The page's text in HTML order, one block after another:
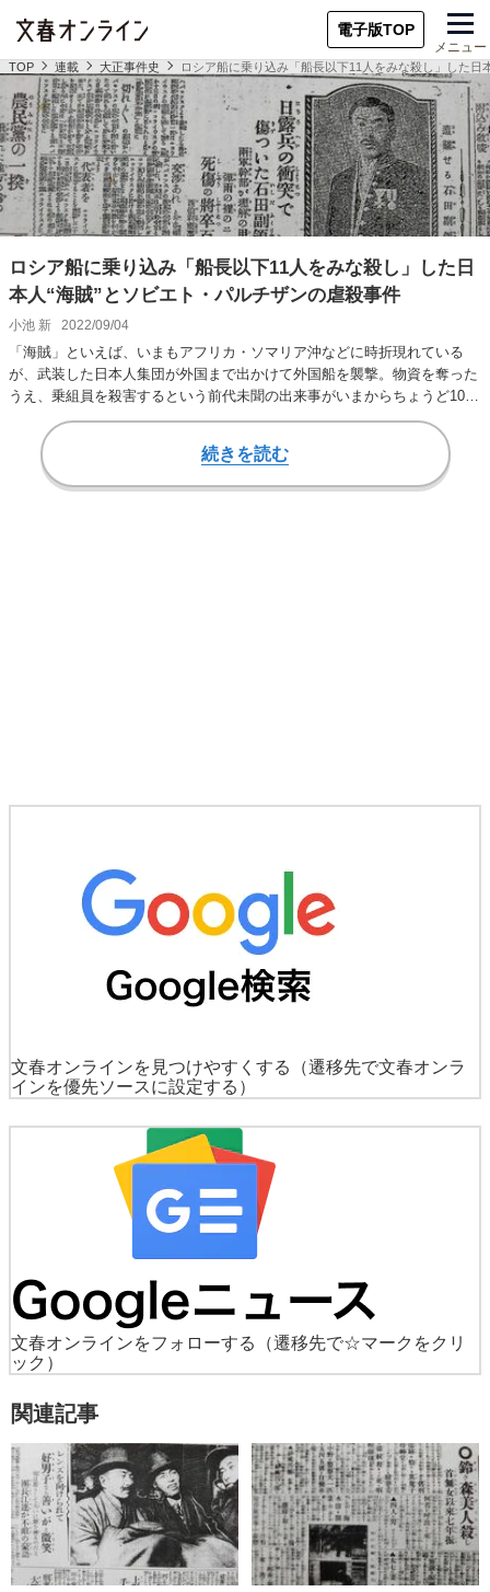
電子版TOP
メニュー
TOP 連載 大正事件史 ロシア船に乗り込み「船長以下11人をみな殺し」した日
ロシア船に乗り込み「船長以下11人をみな殺し」した日
本人“海賊”とソビエト・パルチザンの虐殺事件
小池 新 2022/09/04
「海賊」といえば、いまもアフリカ・ソマリア沖などに時折現れている
が、武装した日本人集団が外国まで出かけて外国船を襲撃。物資を奪った
うえ、乗組員を殺害するという前代未聞の出来事がいまからちょうど100
年前に起きていたこ…
続きを読む
文春オンラインを見つけやすくする
（遷移先で文春オンラ
インを優先ソースに設定する）
文春オンラインをフォローする
（遷移先で☆マークをクリ
ック）
関連記事